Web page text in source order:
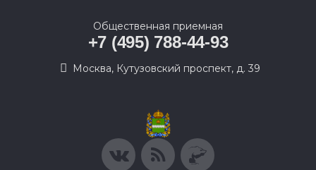
Общественная приемная
+7 (495) 788-44-93
Москва, Кутузовский проспект, д. 39